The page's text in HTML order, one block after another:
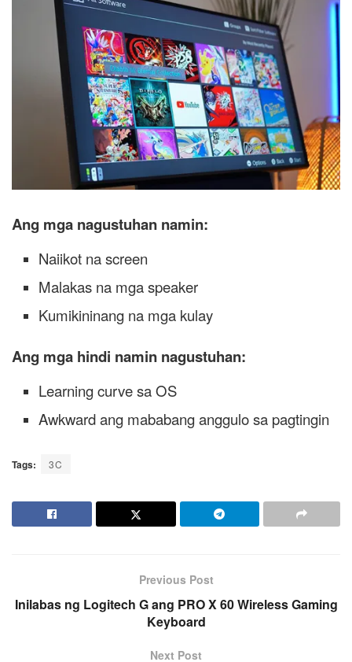
Ang mga nagustuhan namin:
Naiikot na screen
Malakas na mga speaker
Kumikininang na mga kulay
Ang mga hindi namin nagustuhan:
Learning curve sa OS
Awkward ang mababang anggulo sa pagtingin
Tags: 3C
Previous Post
Inilabas ng Logitech G ang PRO X 60 Wireless Gaming
Keyboard
Next Post